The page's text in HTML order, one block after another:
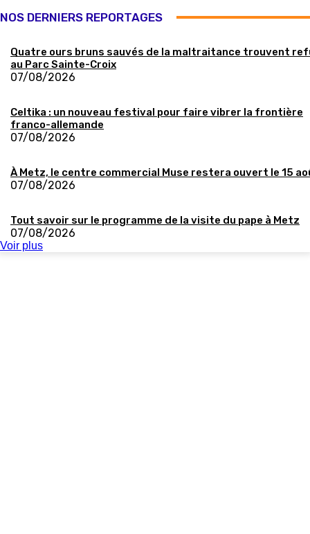
NOS DERNIERS REPORTAGES
Quatre ours bruns sauvés de la maltraitance trouvent
au Parc Sainte-Croix
07/08/2026
Celtika : un nouveau festival pour faire vibrer la frontière
franco-allemande
07/08/2026
À Metz, le centre commercial Muse restera ouvert le 15
07/08/2026
Tout savoir sur le programme de la visite du pape à Metz
07/08/2026
Voir plus